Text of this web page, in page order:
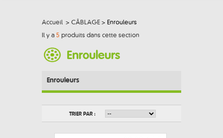
Accueil > CÂBLAGE > Enrouleurs
Il y a 5 produits dans cette section
Enrouleurs
Enrouleurs
TRIER PAR :